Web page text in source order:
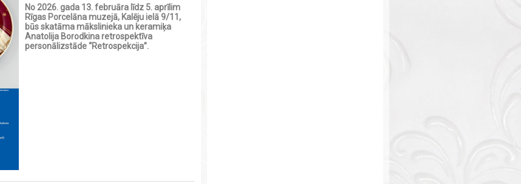
No 2026. gada 13. februāra līdz 5. aprīlim
Rīgas Porcelāna muzejā, Kalēju ielā 9/11,
būs skatāma mākslinieka un keramiķa
Anatolija Borodkina retrospektīva
personālizstāde “Retrospekcija”.